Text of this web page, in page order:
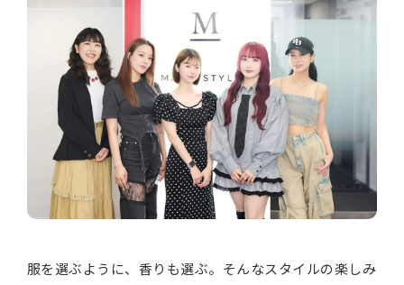
服を選ぶように、香りも選ぶ。そんなスタイルの楽しみ